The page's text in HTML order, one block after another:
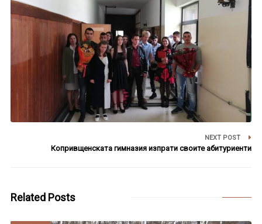
NEXT POST
Копривщенската гимназия изпрати своите абитуриенти
Related Posts